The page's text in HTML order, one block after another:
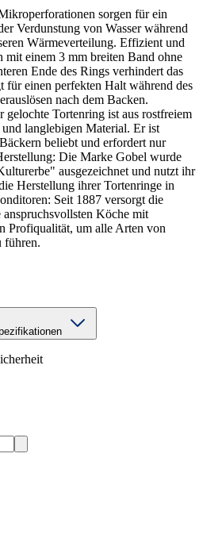
sorgen für ein
Verdunstung von Wasser während
Wärmeverteilung. Effizient und
mit einem 3 mm breiten Band ohne
Ende des Rings verhindert das
für einen perfekten Halt während des
nach dem Backen.
Tortenring ist aus rostfreiem
langlebigen Material. Er ist
beliebt und erfordert nur
Die Marke Gobel wurde
ausgezeichnet und nutzt ihr
Herstellung ihrer Tortenringe in
Seit 1887 versorgt die
Köche mit
Profiqualität, um alle Arten von
führen.